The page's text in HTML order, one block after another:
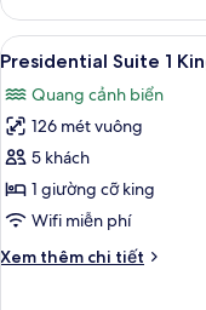
Master
Suite
King
Xem
tất
cả
ảnh
Presidential
Suite
1
Bed
4
Presidential Suite 1
Quang cảnh biển
126 mét vuông
5 khách
1 giường cỡ king
Wifi miễn phí
Xem thêm chi tiết
Chi